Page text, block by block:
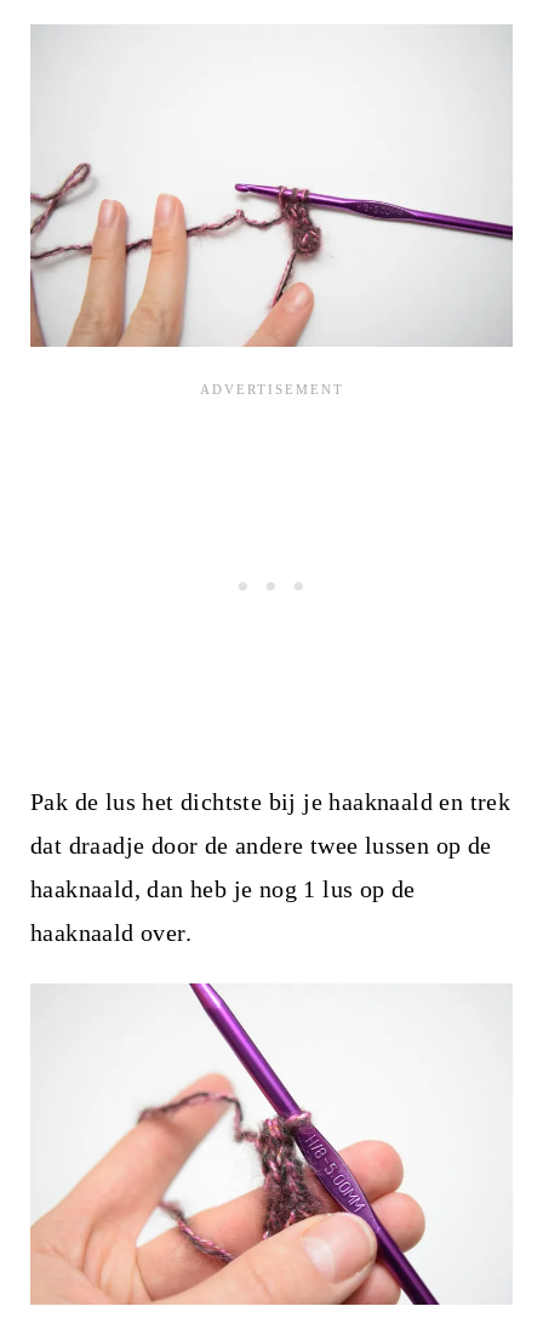
Pak de lus het dichtste bij je haaknaald en trek
dat draadje door de andere twee lussen op de
haaknaald, dan heb je nog 1 lus op de
haaknaald over.